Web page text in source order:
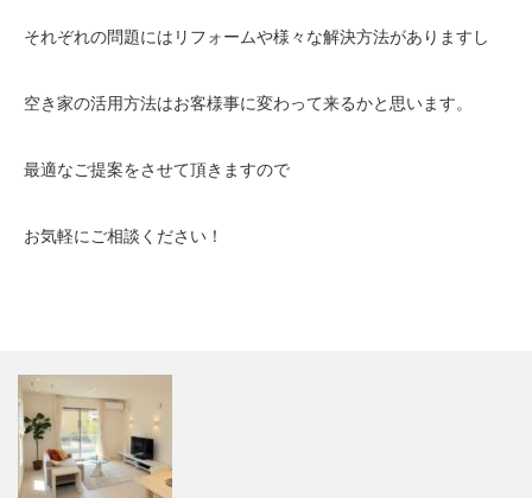
それぞれの問題にはリフォームや様々な解決方法がありますし
空き家の活用方法はお客様事に変わって来るかと思います。
最適なご提案をさせて頂きますので
お気軽にご相談ください！